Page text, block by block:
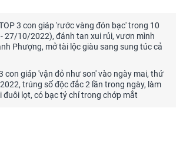
3 con giáp 'rước vàng đón bạc' trong 10
27/10/2022), đánh tan xui rủi, vươn mình
Phượng, mở tài lộc giàu sang sung túc cả
con giáp 'vận đỏ như son' vào ngày mai, thứ
trúng số độc đắc 2 lần trong ngày, làm
đuôi lọt, có bạc tỷ chỉ trong chớp mắt